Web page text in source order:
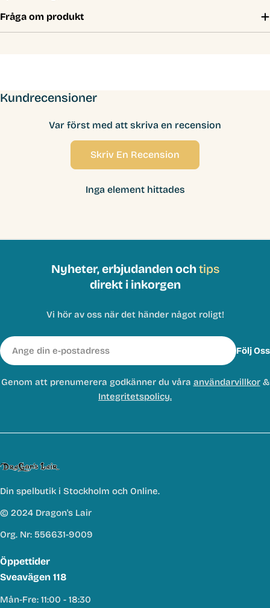
Fråga om produkt
Kundrecensioner
Var först med att skriva en recension
Skriv En Recension
Inga element hittades
Nyheter, erbjudanden ochtips
direkt i inkorgen
Vi hör av oss när det händer något roligt!
E-
post
Följ Oss
Genom att prenumerera godkänner du våra användarvillkor&
Integritetspolicy.
Din spelbutik i Stockholm och Online.
© 2024 Dragon's Lair
Org. Nr: 556631-9009
Öppettider
Sveavägen 118
Mån-Fre: 11:00 - 18:30